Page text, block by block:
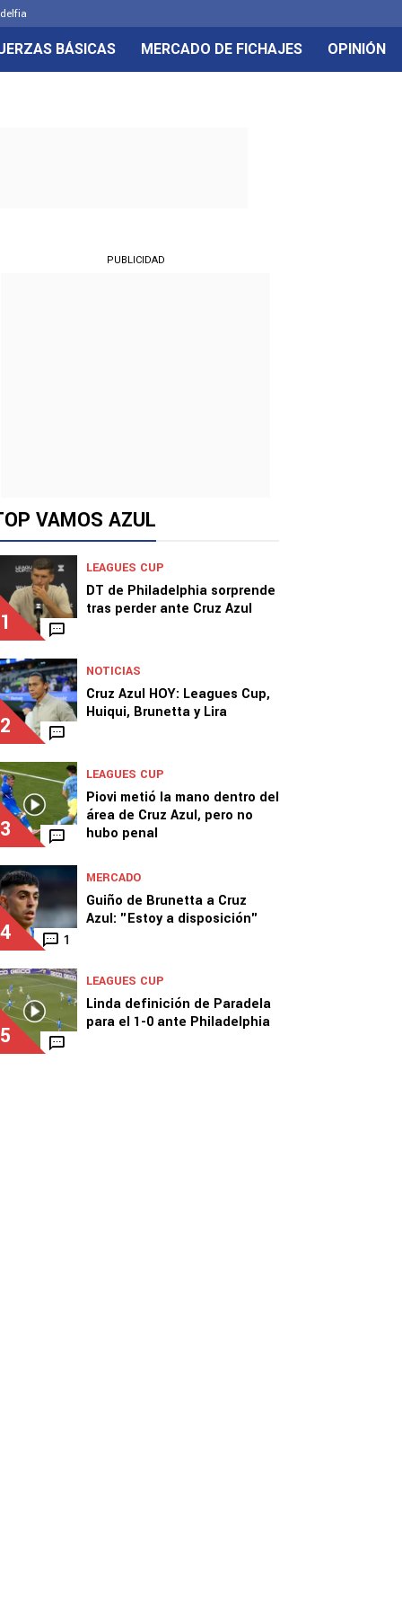
BÁSICAS MERCADO DE FICHAJES OPINIÓN
PUBLICIDAD
VAMOS AZUL
1
LEAGUES CUP
DT de Philadelphia sorprende
tras perder ante Cruz Azul
2
NOTICIAS
Cruz Azul HOY: Leagues Cup,
Huiqui, Brunetta y Lira
3
LEAGUES CUP
Piovi metió la mano dentro del
área de Cruz Azul, pero no
hubo penal
4 1
MERCADO
Guiño de Brunetta a Cruz
Azul: "Estoy a disposición"
5
LEAGUES CUP
Linda definición de Paradela
para el 1-0 ante Philadelphia